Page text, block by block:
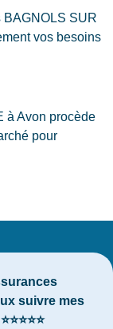
BAGNOLS SUR
vos besoins
à Avon procède
pour
suivre mes